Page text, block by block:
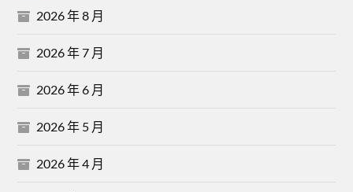
2026 年 8 月
2026 年 7 月
2026 年 6 月
2026 年 5 月
2026 年 4 月